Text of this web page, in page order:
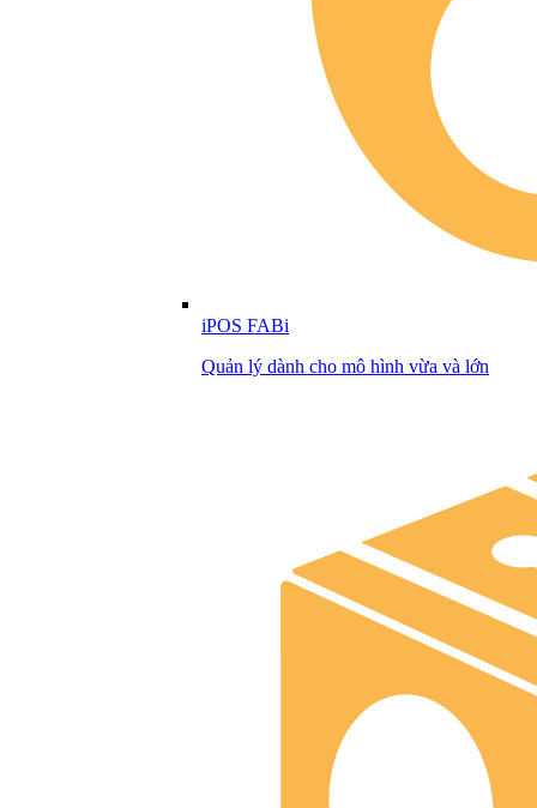
iPOS FABi
Quản lý dành cho mô hình vừa và lớn